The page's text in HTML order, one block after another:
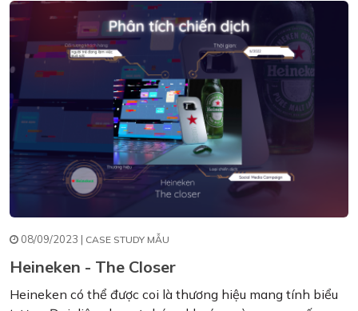
08/09/2023 | CASE STUDY MẪU
Heineken - The Closer
Heineken có thể được coi là thương hiệu mang tính biểu